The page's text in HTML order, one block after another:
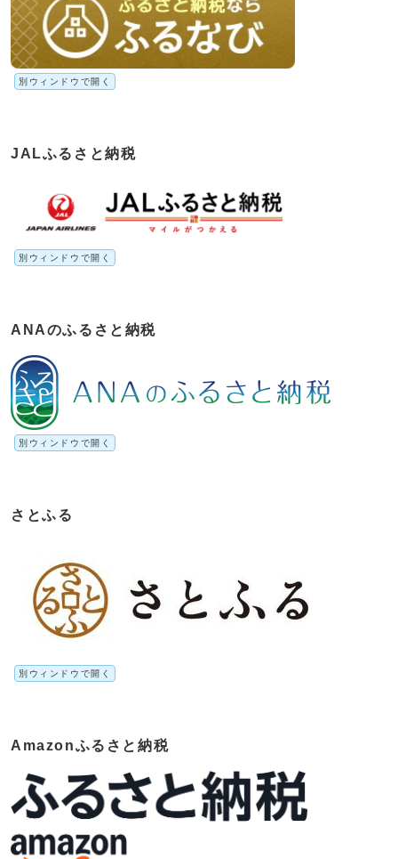
別ウィンドウで開く
JALふるさと納税
別ウィンドウで開く
ANAのふるさと納税
別ウィンドウで開く
さとふる
別ウィンドウで開く
Amazonふるさと納税